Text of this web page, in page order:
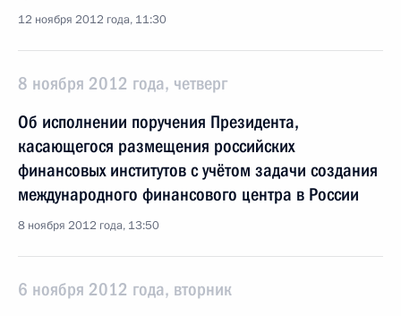
12 ноября 2012 года, 11:30
8 ноября 2012 года, четверг
Об исполнении поручения Президента,
касающегося размещения российских
финансовых институтов с учётом задачи создания
международного финансового центра в России
8 ноября 2012 года, 13:50
6 ноября 2012 года, вторник